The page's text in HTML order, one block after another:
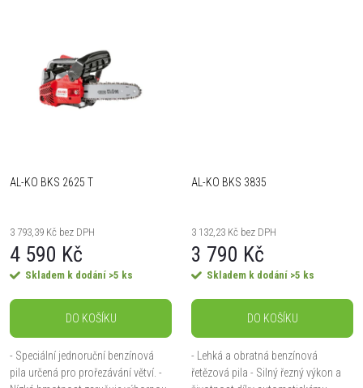
AL-KO BKS 2625 T
3 793,39 Kč bez DPH
4 590 Kč
Skladem k dodání >5 ks
DO KOŠÍKU
- Speciální jednoruční benzínová
pila určená pro prořezávání větví. -
AL-KO BKS 3835
3 132,23 Kč bez DPH
3 790 Kč
Skladem k dodání >5 ks
DO KOŠÍKU
- Lehká a obratná benzínová
řetězová pila - Silný řezný výkon a